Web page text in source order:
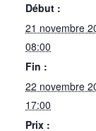
Début :
21 novembre
08:00
Fin :
22 novembre
17:00
Prix :